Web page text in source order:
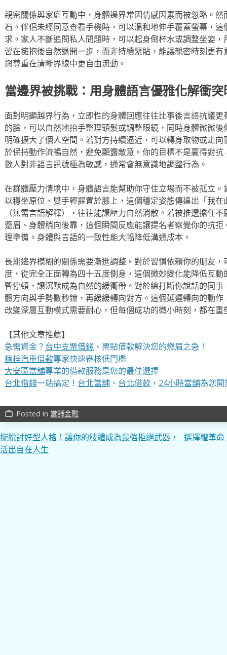
親密關係與家庭互動中，身體邊界常因情感因素而被忽略。
石。伴侶未經同意查看手機時，可以溫和地伸手覆蓋螢幕，
求。家人不斷追問私人問題時，可以起身倒杯水或調整坐姿
習在擁抱後自然退開一步，而非持續緊貼，能讓親密時刻更
與尊重在清晰界線中更自由流動。
當邊界被挑戰：用身體語言優雅化解衝突
面對明顯越界行為，立即性的身體回應往往比事後言語抗議
的臉，可以自然地抬手整理頭髮或調整眼鏡，同時身體微微
明確擴大了個人空間。若對方持續逼近，可以轉身取物或走
於保持動作流暢自然，避免顯露敵意。你的目標不是贏得對
數人對非語言訊號極為敏感，通常會無意識地調整行為。
在群體壓力情境中，身體語言能幫助你守住立場而不被孤立
以穩坐原位、雙手輕握置於膝上，這個穩定姿態傳達出「我
（無需言語解釋），往往能讓壓力自然消散。若被推選擔任
蹙眉、身體稍向後靠，這個瞬間反應能讓提名者察覺你的抗
理準備。身體與言語的一致性能大幅降低溝通成本。
長期邊界模糊的關係需要漸進調整。對於習慣依賴你的朋友
度，從完全正面轉為四十五度側身，這個微妙變化能降低互
暫停頓，讓沉默成為自然的緩衝帶。對於總打斷你說話的同
體方向與手勢數秒鐘，再緩緩轉向對方。這個延遲轉向的動
改變深層互動模式需要耐心，但每個成功的微小時刻，都在
【其他文章推薦】
急需資金？ 台中支票借錢、票貼借款解決您的燃眉之急！
楠梓汽車借款專家快速審核低門檻
大安區當舖專業的借款服務是您的最佳選擇
台北借錢一站搞定！ 台北當舖、 台北借款， 24小時當舖為您開
work_outline Posted in 當舖金融
文
章
擺脫討好型人格！讓你的肢體成為最強拒絕武器，
活出自在人生
選擇權革